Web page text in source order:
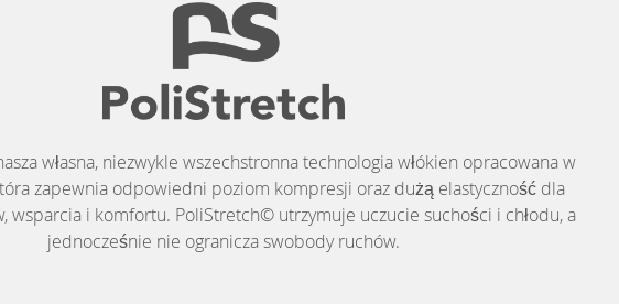
własna, niezwykle wszechstronna technologia włókien opracowana w
zapewnia odpowiedni poziom kompresji oraz dużą elastyczność dla
wsparcia i komfortu. PoliStretch© utrzymuje uczucie suchości i chłodu, a
jednocześnie nie ogranicza swobody ruchów.